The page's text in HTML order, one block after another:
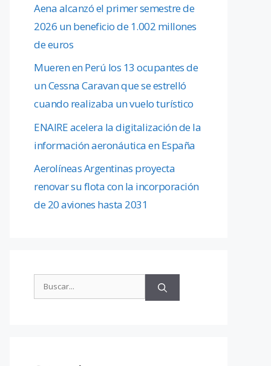
Aena alcanzó el primer semestre de
2026 un beneficio de 1.002 millones
de euros
Mueren en Perú los 13 ocupantes de
un Cessna Caravan que se estrelló
cuando realizaba un vuelo turístico
ENAIRE acelera la digitalización de la
información aeronáutica en España
Aerolíneas Argentinas proyecta
renovar su flota con la incorporación
de 20 aviones hasta 2031